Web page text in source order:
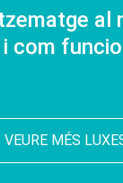
al
com
VEURE MÉS